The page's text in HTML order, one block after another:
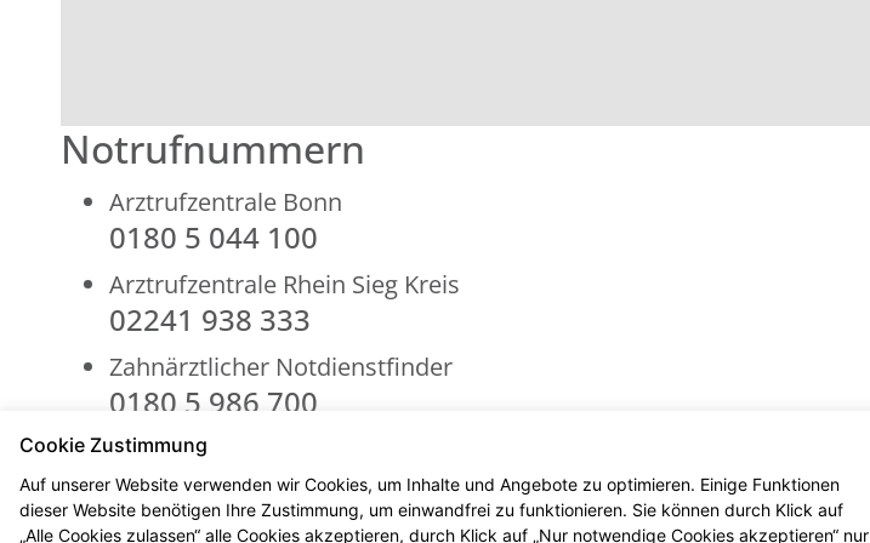
Notrufnummern
Arztrufzentrale Bonn
0180 5 044 100
Arztrufzentrale Rhein Sieg Kreis
02241 938 333
Zahnärztlicher Notdienstfinder
0180 5 986 700
Giftnotruf Bonn
0228 19240
Cookie Zustimmung
Auf unserer Website verwenden wir Cookies, um Inhalte und Angebote zu optimieren. Einige Funktionen
dieser Website benötigen Ihre Zustimmung, um einwandfrei zu funktionieren. Sie können durch Klick auf
„Alle Cookies zulassen“ alle Cookies akzeptieren, durch Klick auf „Nur notwendige Cookies akzeptieren“ nur